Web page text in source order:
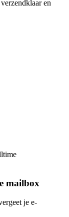
en
mailbox
je e-